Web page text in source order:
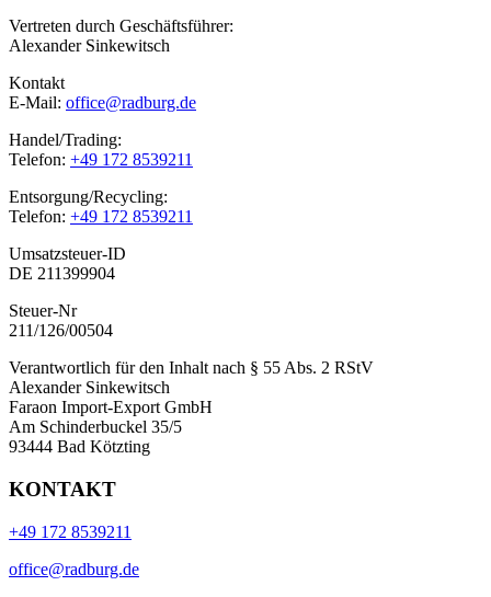
Vertreten durch Geschäftsführer:
Alexander Sinkewitsch
Kontakt
E-Mail: office@radburg.de
Handel/Trading:
Telefon: +49 172 8539211
Entsorgung/Recycling:
Telefon: +49 172 8539211
Umsatzsteuer-ID
DE 211399904
Steuer-Nr
211/126/00504
Verantwortlich für den Inhalt nach § 55 Abs. 2 RStV
Alexander Sinkewitsch
Faraon Import-Export GmbH
Am Schinderbuckel 35/5
93444 Bad Kötzting
KONTAKT
+49 172 8539211
office@radburg.de